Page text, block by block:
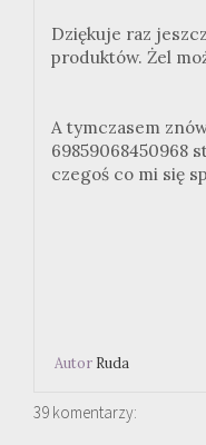
Dziękuje raz
produktów. Żel
A tymczasem
69859068450968
czegoś co mi się
Autor Ruda
39 komentarzy: